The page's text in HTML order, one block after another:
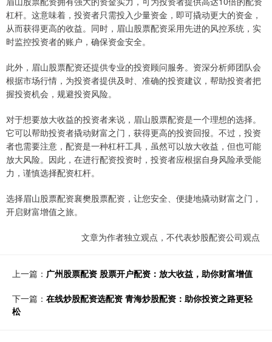
杠杆。这意味着，投资者只需投入少量资金，即可撬动更大的资金，
从而获得更高的收益。同时，眉山股票配资采用先进的风控系统，实
时监控投资者的账户，确保资金安全。
此外，眉山股票配资还提供专业的投资顾问服务。资深分析师团队会
根据市场行情，为投资者提供及时、准确的投资建议，帮助投资者把
握投资机会，规避投资风险。
对于想要放大收益的投资者来说，眉山股票配资是一个理想的选择。
它可以帮助投资者撬动财富之门，获得更高的投资回报。不过，投资
者也需要注意，配资是一种杠杆工具，虽然可以放大收益，但也可能
放大风险。因此，在进行配资投资时，投资者应根据自身风险承受能
力，谨慎选择配资杠杆。
选择眉山股票配资襄樊股票配资，让您安全、便捷地撬动财富之门，
开启财富增值之旅。
文章为作者独立观点，不代表炒股配资公司观点
上一篇： 广州股票配资 股票开户配资：放大收益，助你财富增值
下一篇： 在线炒股配资选配资 青海炒股配资：助你投资之路更轻
松